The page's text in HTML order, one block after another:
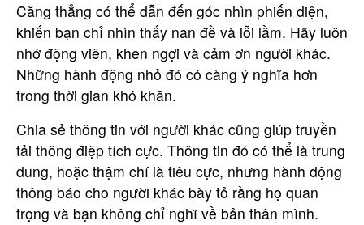
Căng thẳng có thể dẫn đến góc nhìn phiến diện,
khiến bạn chỉ nhìn thấy nan đề và lỗi lầm. Hãy luôn
nhớ động viên, khen ngợi và cảm ơn người khác.
Những hành động nhỏ đó có càng ý nghĩa hơn
trong thời gian khó khăn.
Chia sẻ thông tin với người khác cũng giúp truyền
tải thông điệp tích cực. Thông tin đó có thể là trung
dung, hoặc thậm chí là tiêu cực, nhưng hành động
thông báo cho người khác bày tỏ rằng họ quan
trọng và bạn không chỉ nghĩ về bản thân mình.